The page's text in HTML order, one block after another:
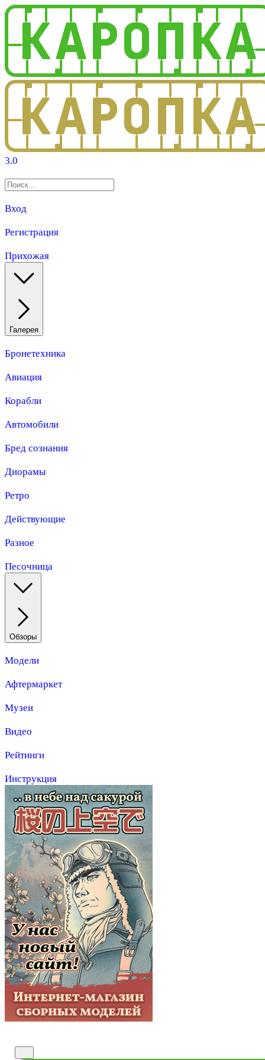
3.0
Вход
Регистрация
Прихожая
Галерея
Бронетехника
Авиация
Корабли
Автомобили
Бред сознания
Диорамы
Ретро
Действующие
Разное
Песочница
Обзоры
Модели
Афтермаркет
Музеи
Видео
Рейтинги
Инструкция